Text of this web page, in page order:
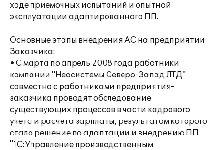
ходе приемочных испытаний и опытной
эксплуатации адаптированного ПП.
Основные этапы внедрения АС на предприятии
Заказчика:
• С марта по апрель 2008 года работники
компании "Неосистемы Северо-Запад ЛТД"
совместно с работниками предприятия-
заказчика проводят обследование
существующих процессов в части кадрового
учета и расчета зарплаты, результатом которого
стало решение по адаптации и внедрению ПП
"1С:Управление производственным